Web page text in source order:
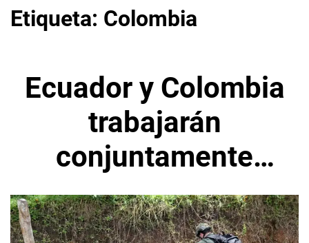
Etiqueta: Colombia
Ecuador y Colombia
trabajarán
conjuntamente
contra el
narcotráfico